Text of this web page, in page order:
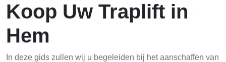
Koop Uw Traplift in
Hem
In deze gids zullen wij u begeleiden bij het aanschaffen van